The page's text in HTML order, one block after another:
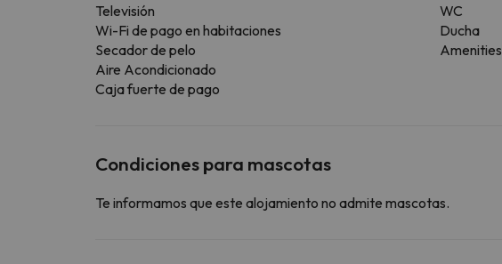
Televisión
Wi-Fi de pago en habitaciones
Secador de pelo
Aire Acondicionado
Caja fuerte de pago
WC
Ducha
Amenities
Condiciones para mascotas
Te informamos que este alojamiento no admite mascotas.